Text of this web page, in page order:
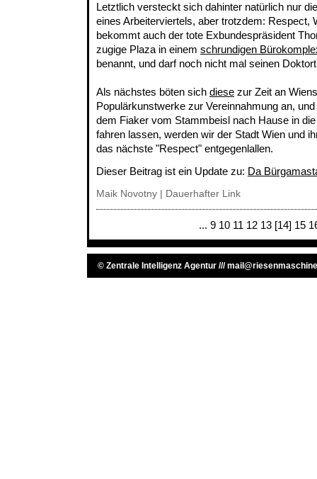
Letztlich versteckt sich dahinter natürlich nur
eines Arbeiterviertels, aber trotzdem: Respect,
bekommt auch der tote Exbundespräsident
zugige Plaza in einem schrundigen
benannt, und darf noch nicht mal seinen
Als nächstes böten sich diese zur Zeit an
Populärkunstwerke zur Vereinnahmung an,
dem Fiaker vom Stammbeisl nach Hause in
fahren lassen, werden wir der Stadt Wien und
das nächste "Respect" entgegenlallen.
Dieser Beitrag ist ein Update zu: Da
Maik Novotny | Dauerhafter Link
... 9 10 11 12 13[14] 15
© Zentrale Intelligenz Agentur ///